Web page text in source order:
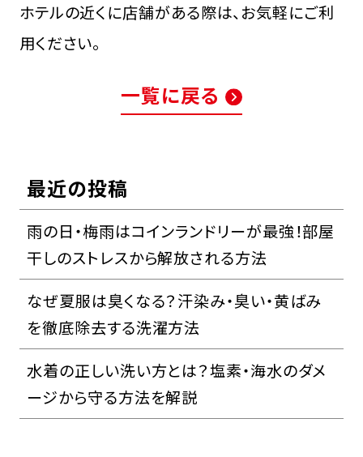
ホテルの近くに店舗がある際は、お気軽にご利
用ください。
一覧に戻る
最近の投稿
雨の日・梅雨はコインランドリーが最強！部屋
干しのストレスから解放される方法
なぜ夏服は臭くなる？汗染み・臭い・黄ばみ
を徹底除去する洗濯方法
水着の正しい洗い方とは？塩素・海水のダメ
ージから守る方法を解説